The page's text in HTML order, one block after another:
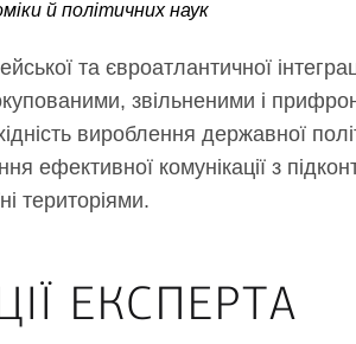
й політичних наук
та євроатлантичної
звільненими і
вироблення державної
ефективної комунікації з
територіями.
ЕКСПЕРТА